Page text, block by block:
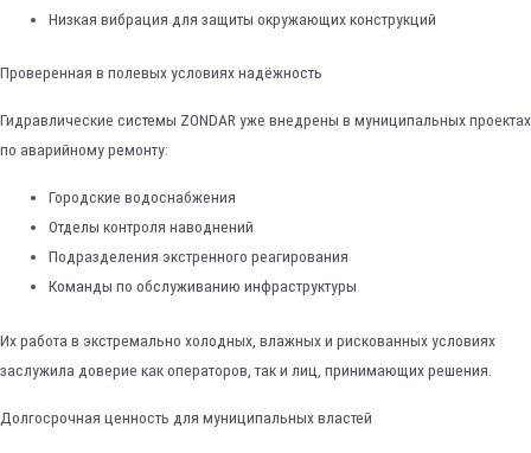
Низкая вибрация для защиты окружающих конструкций
Проверенная в полевых условиях надёжность
Гидравлические системы ZONDAR уже внедрены в муниципальных проектах
по аварийному ремонту:
Городские водоснабжения
Отделы контроля наводнений
Подразделения экстренного реагирования
Команды по обслуживанию инфраструктуры
Их работа в экстремально холодных, влажных и рискованных условиях
заслужила доверие как операторов, так и лиц, принимающих решения.
Долгосрочная ценность для муниципальных властей